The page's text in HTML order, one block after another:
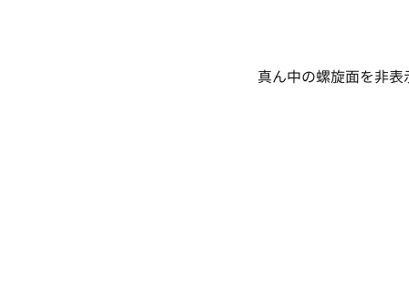
真ん中の螺旋面を非表